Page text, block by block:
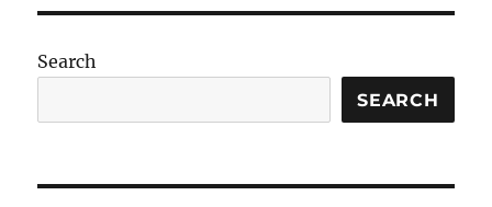
Beach,
Kata
Phuket
Search
SEARCH